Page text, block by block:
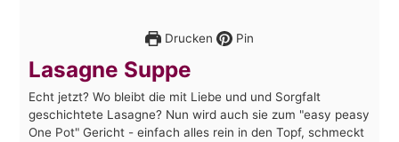
Drucken Pin
Lasagne Suppe
Echt jetzt? Wo bleibt die mit Liebe und und Sorgfalt
geschichtete Lasagne? Nun wird auch sie zum "easy peasy
One Pot" Gericht - einfach alles rein in den Topf, schmeckt